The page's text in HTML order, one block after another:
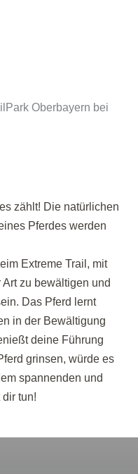
zählt! Die natürlichen
Pferdes werden
Extreme Trail, mit
zu bewältigen und
Das Pferd lernt
in der Bewältigung
deine Führung
grinsen, würde es
spannenden und
tun!